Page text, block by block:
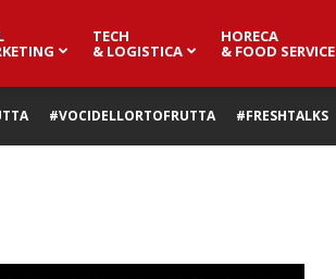
TECH
& LOGISTICA
HORECA
& FOOD SERVICE
#VOCIDELLORTOFRUTTA #FRESHTALKS